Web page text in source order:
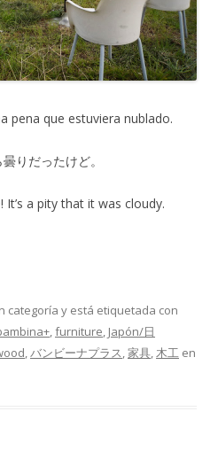
pena que estuviera nublado.
りだったけど。
a pity that it was cloudy.
categoría y está etiquetada con
furniture Japón/日
バンビーナプラス 家具 木工 en